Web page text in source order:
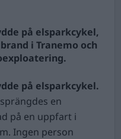
på elsparkcykel,
i Tranemo och
på elsparkcykel.
en
på en uppfart i
Ingen person